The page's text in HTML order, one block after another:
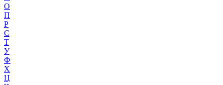
О
П
Р
С
Т
У
Ф
Х
Ц